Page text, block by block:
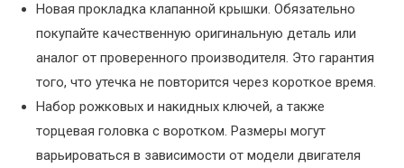
Новая прокладка клапанной крышки. Обязательно
покупайте качественную оригинальную деталь или
аналог от проверенного производителя. Это гарантия
того, что утечка не повторится через короткое время.
Набор рожковых и накидных ключей, а также
торцевая головка с воротком. Размеры могут
варьироваться в зависимости от модели двигателя